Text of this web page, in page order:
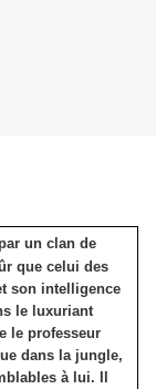
un clan de
que celui des
son intelligence
le luxuriant
le professeur
dans la jungle,
à lui. Il